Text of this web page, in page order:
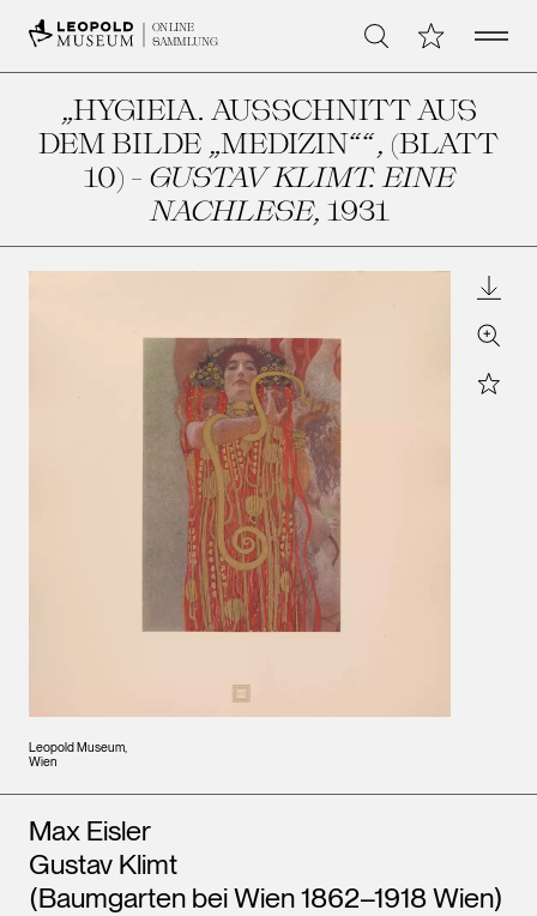
ONLINE
SAMMLUNG
Suche Meine Open
„HYGIEIA. AUSSCHNITT AUS
DEM BILDE „MEDIZIN““, (BLATT
10) - GUSTAV KLIMT. EINE
NACHLESE, 1931
Leopold Museum,
Wien
Zoom
Star
Künstler*innen
Max Eisler
Gustav Klimt
(Baumgarten bei Wien 1862–1918 Wien)